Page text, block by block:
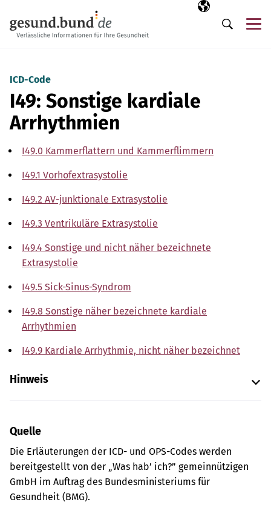
Ausgewählte
DE
Suche
ICD-Code
I49: Sonstige kardiale
Arrhythmien
I49.0 Kammerflattern und Kammerflimmern
I49.1 Vorhofextrasystolie
I49.2 AV-junktionale Extrasystolie
I49.3 Ventrikuläre Extrasystolie
I49.4 Sonstige und nicht näher bezeichnete
Extrasystolie
I49.5 Sick-Sinus-Syndrom
I49.8 Sonstige näher bezeichnete kardiale
Arrhythmien
I49.9 Kardiale Arrhythmie, nicht näher bezeichnet
Hinweis
Quelle
Die Erläuterungen der ICD- und OPS-Codes werden
bereitgestellt von der „Was hab’ ich?” gemeinnützigen
GmbH im Auftrag des Bundesministeriums für
Gesundheit (BMG).